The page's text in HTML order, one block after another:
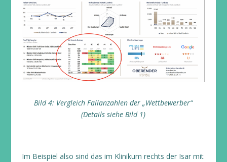
Bild 4: Vergleich Fallanzahlen der „Wettbewerber“
(Details siehe Bild 1)
Im Beispiel also sind das im Klinikum rechts der Isar mit